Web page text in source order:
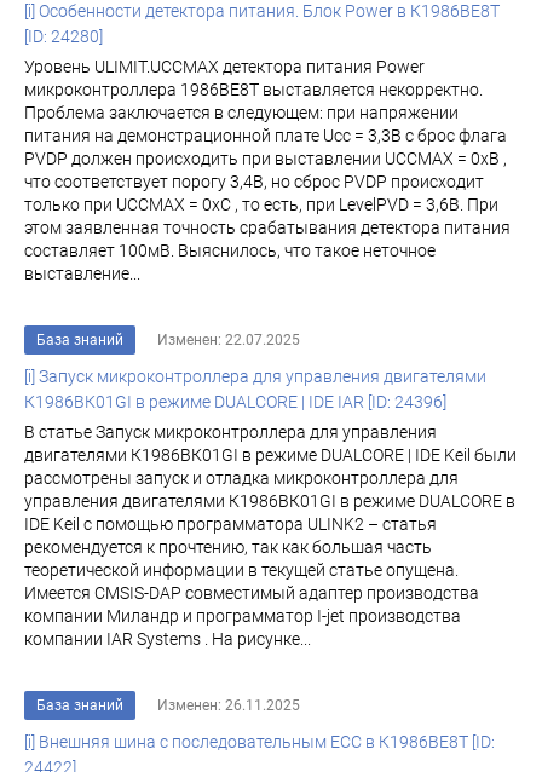
[i] Особенности детектора питания. Блок Power в К1986ВЕ8T
[ID: 24280]
Уровень ULIMIT.UCCMAX детектора питания Power
микроконтроллера 1986ВЕ8Т выставляется некорректно.
Проблема заключается в следующем: при напряжении
питания на демонстрационной плате Ucc = 3,3В с брос флага
PVDP должен происходить при выставлении UCCMAX = 0хВ ,
что соответствует порогу 3,4В, но сброс PVDP происходит
только при UCCMAX = 0хС , то есть, при LevelPVD = 3,6В. При
этом заявленная точность срабатывания детектора питания
составляет 100мВ. Выяснилось, что такое неточное
выставление...
База знаний Изменен: 22.07.2025
[i] Запуск микроконтроллера для управления двигателями
К1986ВК01GI в режиме DUALCORE | IDE IAR [ID: 24396]
В статье Запуск микроконтроллера для управления
двигателями К1986ВК01GI в режиме DUALCORE | IDE Keil были
рассмотрены запуск и отладка микроконтроллера для
управления двигателями К1986ВК01GI в режиме DUALCORE в
IDE Keil с помощью программатора ULINK2 – статья
рекомендуется к прочтению, так как большая часть
теоретической информации в текущей статье опущена.
Имеется CMSIS-DAP совместимый адаптер производства
компании Миландр и программатор I-jet производства
компании IAR Systems . На рисунке...
База знаний Изменен: 26.11.2025
[i] Внешняя шина с последовательным ECC в К1986ВЕ8Т [ID:
24422]